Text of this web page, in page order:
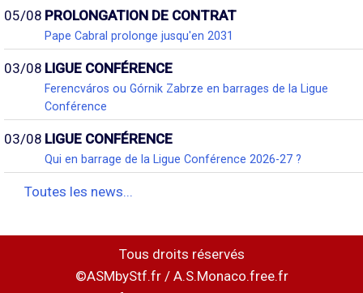
05/08 PROLONGATION DE CONTRAT
Pape Cabral prolonge jusqu'en 2031
03/08 LIGUE CONFÉRENCE
Ferencváros ou Górnik Zabrze en barrages de la Ligue
Conférence
03/08 LIGUE CONFÉRENCE
Qui en barrage de la Ligue Conférence 2026-27 ?
Toutes les news...
Tous droits réservés
©ASMbyStf.fr / A.S.Monaco.free.fr